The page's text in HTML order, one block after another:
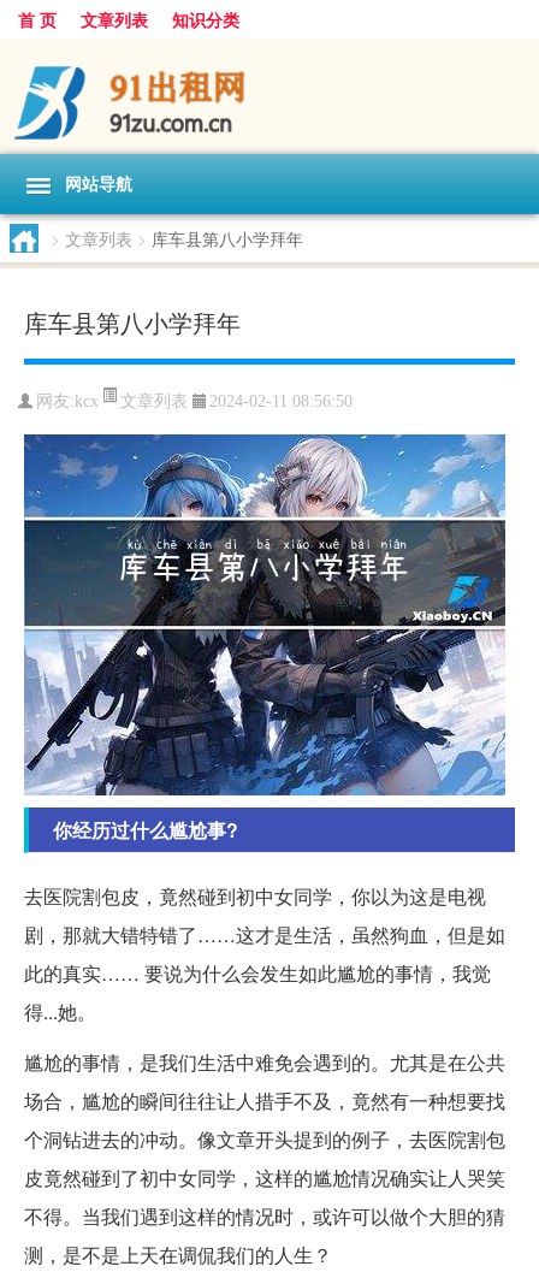
首 页 文章列表 知识分类
网站导航
> 文章列表 > 库车县第八小学拜年
库车县第八小学拜年
网友:kcx 文章列表 2024-02-11 08:56:50
你经历过什么尴尬事?
去医院割包皮，竟然碰到初中女同学，你以为这是电视
剧，那就大错特错了……这才是生活，虽然狗血，但是如
此的真实…… 要说为什么会发生如此尴尬的事情，我觉
得...她。
尴尬的事情，是我们生活中难免会遇到的。尤其是在公共
场合，尴尬的瞬间往往让人措手不及，竟然有一种想要找
个洞钻进去的冲动。像文章开头提到的例子，去医院割包
皮竟然碰到了初中女同学，这样的尴尬情况确实让人哭笑
不得。当我们遇到这样的情况时，或许可以做个大胆的猜
测，是不是上天在调侃我们的人生？